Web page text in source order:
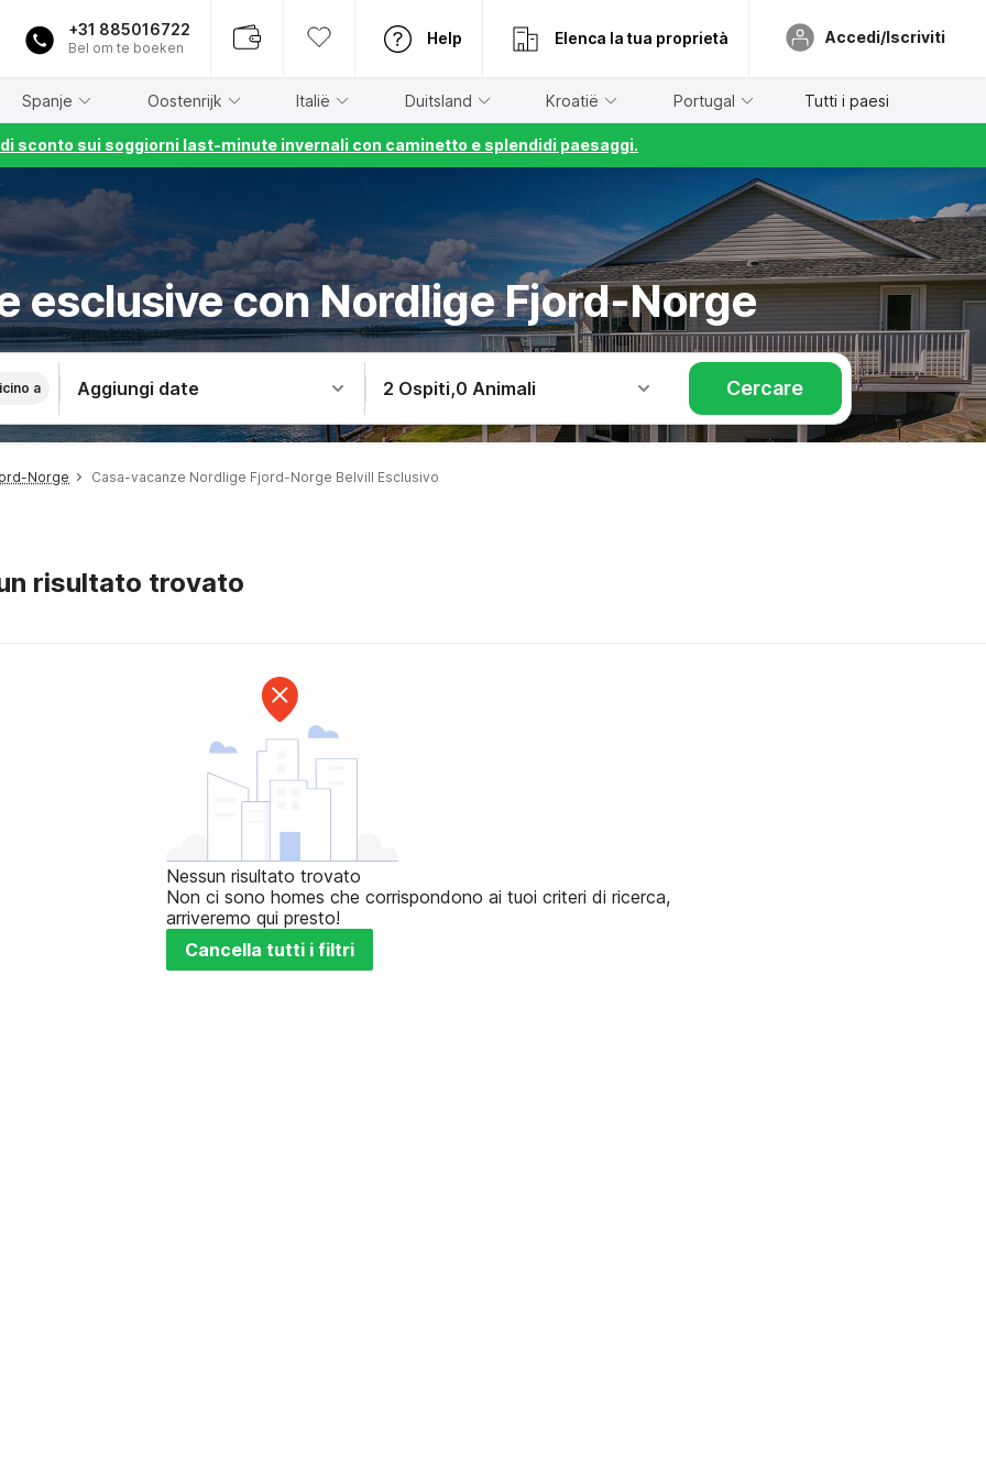
+31 885016722
Bel om te boeken
Help Elenca la tua proprietà Accedi/Iscriviti
Spanje Oostenrijk Italië Duitsland Kroatië Portugal Tutti i paesi
sconto sui soggiorni last-minute invernali con caminetto e splendidi paesaggi.
esclusive con Nordlige Fjord-Norge
a Aggiungi date 2 Ospiti,0 Animali Cercare
Norge Casa-vacanze Nordlige Fjord-Norge Belvill Esclusivo
risultato trovato
Nessun risultato trovato
Non ci sono homes che corrispondono ai tuoi criteri di ricerca,
arriveremo qui presto!
Cancella tutti i filtri